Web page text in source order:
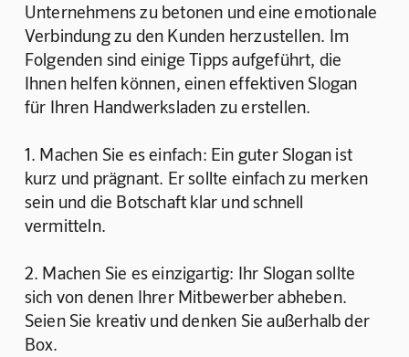
Unternehmens zu betonen und eine emotionale
Verbindung zu den Kunden herzustellen. Im
Folgenden sind einige Tipps aufgeführt, die
Ihnen helfen können, einen effektiven Slogan
für Ihren Handwerksladen zu erstellen.
1. Machen Sie es einfach: Ein guter Slogan ist
kurz und prägnant. Er sollte einfach zu merken
sein und die Botschaft klar und schnell
vermitteln.
2. Machen Sie es einzigartig: Ihr Slogan sollte
sich von denen Ihrer Mitbewerber abheben.
Seien Sie kreativ und denken Sie außerhalb der
Box.